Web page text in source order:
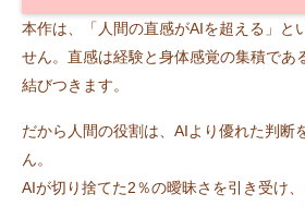
本作は、「人間の直感がAIを超える」と
せん。直感は経験と身体感覚の集積であ
結びつきます。
だから人間の役割は、AIより優れた判断
ん。
AIが切り捨てた2％の曖昧さを引き受け